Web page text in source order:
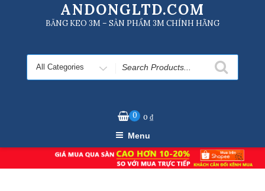
ANDONGLTD.COM
BĂNG KEO 3M – SẢN PHẨM 3M CHÍNH HÃNG
Search
for
0 0₫
Menu